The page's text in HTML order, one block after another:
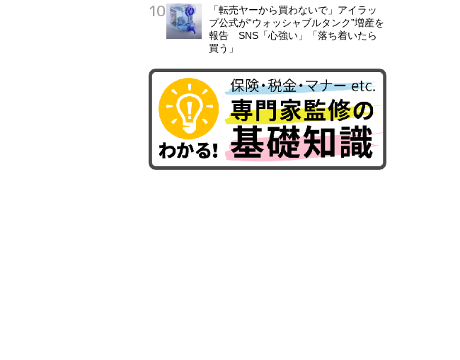
「転売ヤーから買わないで」アイラッ
プ公式が“ウォッシャブルタンク”増産を
報告 SNS「心強い」「落ち着いたら
買う」